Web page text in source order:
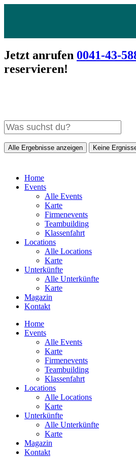
Jetzt anrufen 0041-43-
reservieren!
Alle Ergebnisse anzeigen Keine
Home
Events
Alle Events
Karte
Firmenevents
Teambuilding
Klassenfahrt
Locations
Alle Locations
Karte
Unterkünfte
Alle Unterkünfte
Karte
Magazin
Kontakt
Home
Events
Alle Events
Karte
Firmenevents
Teambuilding
Klassenfahrt
Locations
Alle Locations
Karte
Unterkünfte
Alle Unterkünfte
Karte
Magazin
Kontakt